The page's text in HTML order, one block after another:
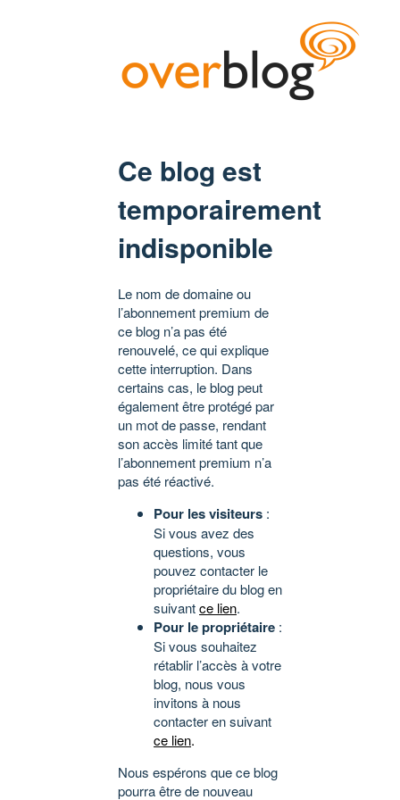
Ce blog est
temporairement
indisponible
Le nom de domaine ou
l’abonnement premium de
ce blog n’a pas été
renouvelé, ce qui explique
cette interruption. Dans
certains cas, le blog peut
également être protégé par
un mot de passe, rendant
son accès limité tant que
l’abonnement premium n’a
pas été réactivé.
Pour les visiteurs :
Si vous avez des
questions, vous
pouvez contacter le
propriétaire du blog en
suivantce lien.
Pour le propriétaire :
Si vous souhaitez
rétablir l’accès à votre
blog, nous vous
invitons à nous
contacter en suivant
ce lien.
Nous espérons que ce blog
pourra être de nouveau